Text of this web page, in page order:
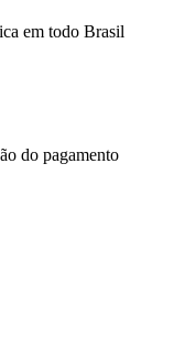
em todo Brasil
do pagamento